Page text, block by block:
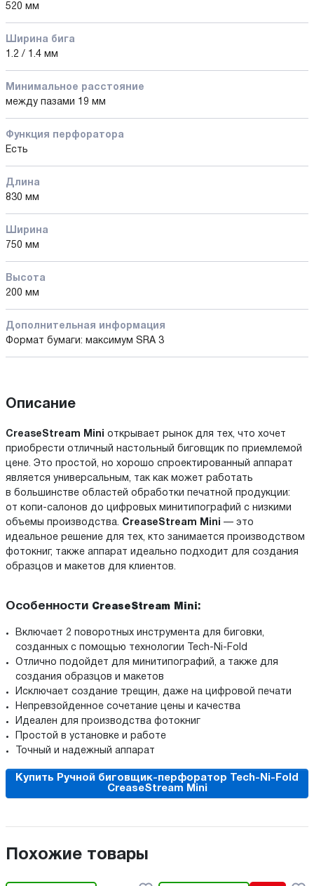
520 мм
Ширина бига
1.2 / 1.4 мм
Минимальное расстояние
между пазами 19 мм
Функция перфоратора
Есть
Длина
830 мм
Ширина
750 мм
Высота
200 мм
Дополнительная информация
Формат бумаги: максимум SRA 3
Описание
CreaseStream Mini открывает рынок для тех, что хочет
приобрести отличный настольный биговщик по приемлемой
цене. Это простой, но хорошо спроектированный аппарат
является универсальным, так как может работать
в большинстве областей обработки печатной продукции:
от копи-салонов до цифровых минитипографий с низкими
объемы производства. CreaseStream Mini — это
идеальное решение для тех, кто занимается производством
фотокниг, также аппарат идеально подходит для создания
образцов и макетов для клиентов.
Особенности CreaseStream Mini:
Включает 2 поворотных инструмента для биговки,
созданных с помощью технологии Tech-Ni-Fold
Отлично подойдет для минитипографий, а также для
создания образцов и макетов
Исключает создание трещин, даже на цифровой печати
Непревзойденное сочетание цены и качества
Идеален для производства фотокниг
Простой в установке и работе
Точный и надежный аппарат
Купить Ручной биговщик-перфоратор Tech-Ni-Fold
CreaseStream Mini
Похожие товары